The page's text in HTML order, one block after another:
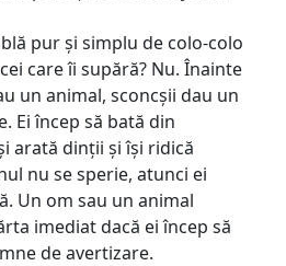
pur și simplu de colo-colo
care îi supără? Nu. Înainte
un animal, sconcșii dau un
Ei încep să bată din
arată dinții și își ridică
nu se sperie, atunci ei
Un om sau un animal
imediat dacă ei încep să
de avertizare.